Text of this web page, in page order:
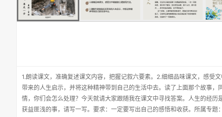
1.朗读课文，准确复述课文内容，把握记叙六要素。2.细细品味课文，感受
带来的人生启示，并将这种精神带到自己的生活中去。读了上面那个故事，
情，你们会怎么处理？今天就请大家跟随我在课文中寻找答案。人生的经
获益匪浅的事，请写一写。要求：一定要写出自己的感悟和收获。所属专题